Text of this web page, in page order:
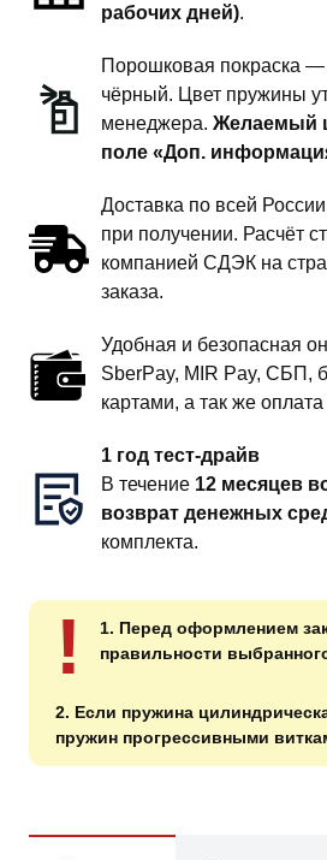
рабочих дней).
Порошковая покраска —
чёрный. Цвет пружины
менеджера. Желаемый
поле «Доп.
Доставка по всей
при получении. Расчёт
компанией СДЭК на
заказа.
Удобная и безопасная
SberPay, MIR Pay, СБП,
картами, а так же
1 год тест-драйв
В течение 12 месяцев
возврат денежных
комплекта.
!
1. Перед оформлением
правильности
2. Если пружина
пружин прогрессивными